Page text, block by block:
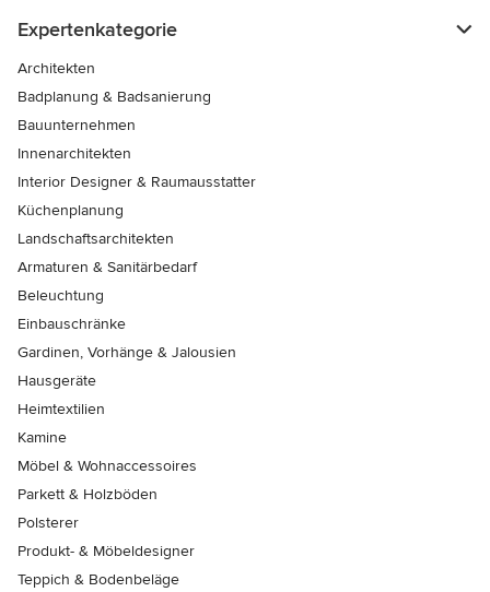
Expertenkategorie
Architekten
Badplanung & Badsanierung
Bauunternehmen
Innenarchitekten
Interior Designer & Raumausstatter
Küchenplanung
Landschaftsarchitekten
Armaturen & Sanitärbedarf
Beleuchtung
Einbauschränke
Gardinen, Vorhänge & Jalousien
Hausgeräte
Heimtextilien
Kamine
Möbel & Wohnaccessoires
Parkett & Holzböden
Polsterer
Produkt- & Möbeldesigner
Teppich & Bodenbeläge